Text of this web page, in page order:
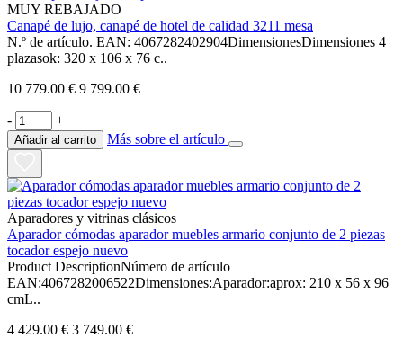
MUY REBAJADO
Canapé de lujo, canapé de hotel de calidad 3211 mesa
N.º de artículo. EAN: 4067282402904DimensionesDimensiones 4
plazasok: 320 x 106 x 76 c..
10 779.00 € 9 799.00 €
- +
Añadir al carrito Más sobre el artículo
Aparadores y vitrinas clásicos
Aparador cómodas aparador muebles armario conjunto de 2 piezas
tocador espejo nuevo
Product DescriptionNúmero de artículo
EAN:4067282006522Dimensiones:Aparador:aprox: 210 x 56 x 96
cmL..
4 429.00 € 3 749.00 €